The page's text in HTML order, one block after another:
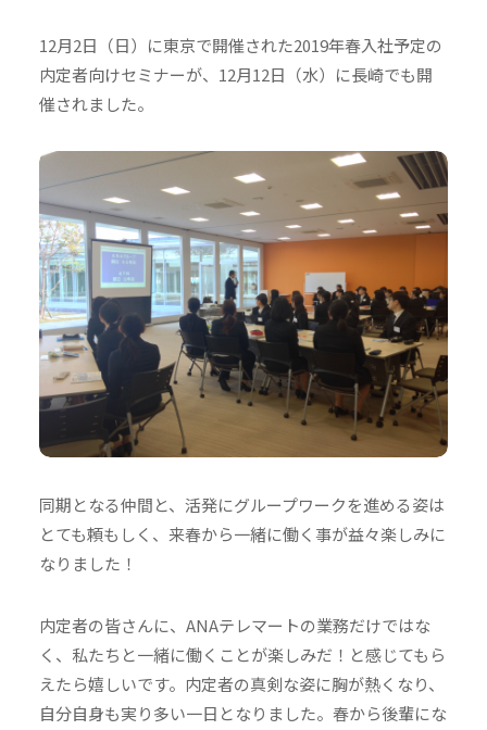
12月2日（日）に東京で開催された2019年春入社予定の
内定者向けセミナーが、12月12日（水）に長崎でも開
催されました。
同期となる仲間と、活発にグループワークを進める姿は
とても頼もしく、来春から一緒に働く事が益々楽しみに
なりました！
内定者の皆さんに、ANAテレマートの業務だけではな
く、私たちと一緒に働くことが楽しみだ！と感じてもら
えたら嬉しいです。内定者の真剣な姿に胸が熱くなり、
自分自身も実り多い一日となりました。春から後輩にな